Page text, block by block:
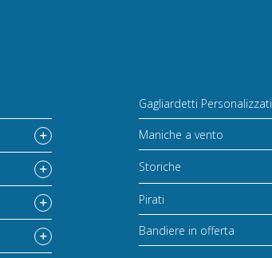
Gagliardetti Personalizzati
Maniche a vento
Storiche
Pirati
Bandiere in offerta